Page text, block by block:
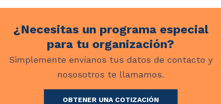
¿Necesitas un programa especial
para tu organización?
Simplemente envíanos tus datos de contacto y
nososotros te llamamos.
OBTENER UNA COTIZACIÓN